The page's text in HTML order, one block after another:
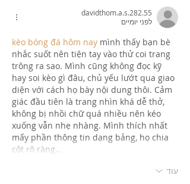
davidthom.a.s.282.55
לפני יומיים
kèo bóng đá hôm nay mình thấy bạn bè
nhắc suốt nên tiện tay vào thử coi trang
trông ra sao. Mình cũng không đọc kỹ
hay soi kèo gì đâu, chủ yếu lướt qua giao
diện với cách họ bày nội dung thôi. Cảm
giác đầu tiên là trang nhìn khá dễ thở,
không bị nhồi chữ quá nhiều nên kéo
xuống vẫn nhẹ nhàng. Mình thích nhất
mấy phần thông tin dạng bảng, họ chia
cột rõ ràng…
עוד